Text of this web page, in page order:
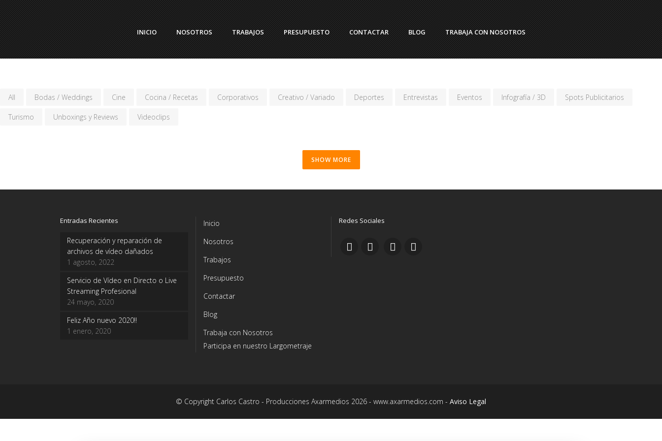
INICIO NOSOTROS TRABAJOS PRESUPUESTO CONTACTAR BLOG TRABAJA CON NOSOTROS
All Bodas / Weddings Cine Cocina / Recetas Corporativos Creativo / Variado Deportes Entrevistas Eventos Infografía / 3D Spots Publicitarios
Turismo Unboxings y Reviews Videoclips
SHOW MORE
Entradas Recientes
Recuperación y reparación de
archivos de vídeo dañados
1 agosto, 2022
Servicio de Vídeo en Directo o Live
Streaming Profesional
24 mayo, 2020
Feliz Año nuevo 2020!!
1 enero, 2020
Inicio
Nosotros
Trabajos
Presupuesto
Contactar
Blog
Trabaja con Nosotros
Participa en nuestro Largometraje
Redes Sociales
© Copyright Carlos Castro - Producciones Axarmedios 2026 - www.axarmedios.com - Aviso Legal